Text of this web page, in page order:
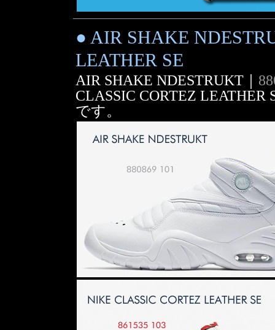
● AIR SHAKE
LEATHER SE
AIR SHAKE NDESTRUKT｜
CLASSIC CORTEZ LEATHER
です。